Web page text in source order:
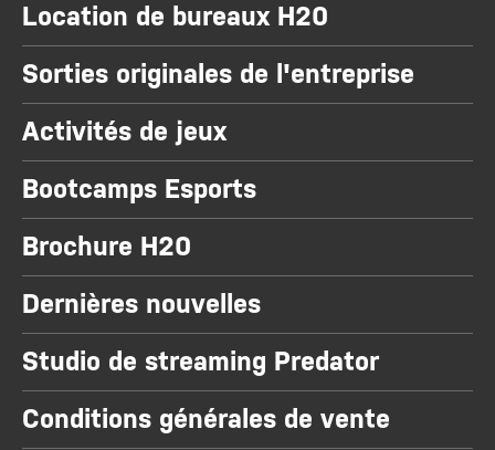
Location de bureaux H20
Sorties originales de l'entreprise
Activités de jeux
Bootcamps Esports
Brochure H20
Dernières nouvelles
Studio de streaming Predator
Conditions générales de vente